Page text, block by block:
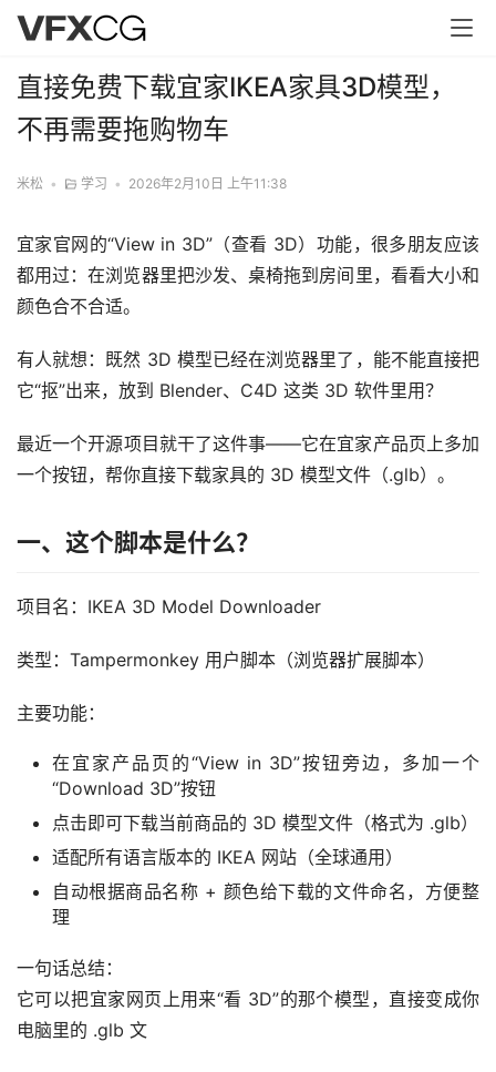
直接免费下载宜家IKEA家具3D模型，
不再需要拖购物车
米松 • 学习 • 2026年2月10日 上午11:38
宜家官网的“View in 3D”（查看 3D）功能，很多朋友应该
都用过：在浏览器里把沙发、桌椅拖到房间里，看看大小和
颜色合不合适。
有人就想：既然 3D 模型已经在浏览器里了，能不能直接把
它“抠”出来，放到 Blender、C4D 这类 3D 软件里用？
最近一个开源项目就干了这件事——它在宜家产品页上多加
一个按钮，帮你直接下载家具的 3D 模型文件（.glb）。
一、这个脚本是什么？
项目名：IKEA 3D Model Downloader
类型：Tampermonkey 用户脚本（浏览器扩展脚本）
主要功能：
在宜家产品页的“View in 3D”按钮旁边，多加一个
“Download 3D”按钮
点击即可下载当前商品的 3D 模型文件（格式为 .glb）
适配所有语言版本的 IKEA 网站（全球通用）
自动根据商品名称 + 颜色给下载的文件命名，方便整
理
一句话总结：
它可以把宜家网页上用来“看 3D”的那个模型，直接变成你
电脑里的 .glb 文